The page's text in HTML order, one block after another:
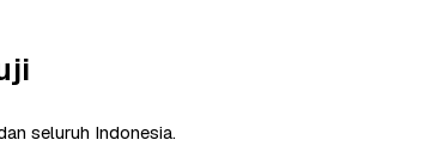
seluruh Indonesia.